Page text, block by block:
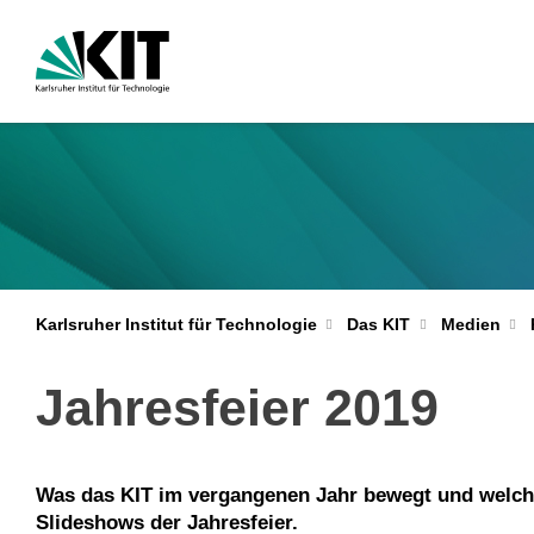
Karlsruher Institut für Technologie Das KIT Medien
Jahresfeier 2019
Was das KIT im vergangenen Jahr bewegt und
Slideshows der Jahresfeier.